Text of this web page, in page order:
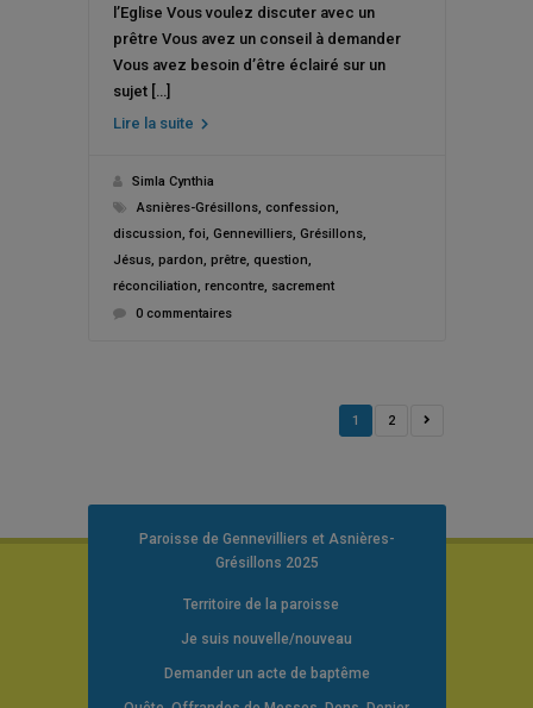
l’Eglise Vous voulez discuter avec un
prêtre Vous avez un conseil à demander
Vous avez besoin d’être éclairé sur un
sujet […]
Lire la suite
Simla Cynthia
Asnières-Grésillons, confession,
discussion, foi, Gennevilliers, Grésillons,
Jésus, pardon, prêtre, question,
réconciliation, rencontre, sacrement
0 commentaires
1 2
Paroisse de Gennevilliers et Asnières-
Grésillons 2025
Territoire de la paroisse
Je suis nouvelle/nouveau
Demander un acte de baptême